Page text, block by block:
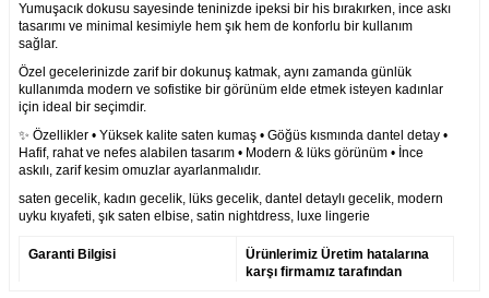
Yumuşacık dokusu sayesinde teninizde ipeksi bir his bırakırken, ince askı
tasarımı ve minimal kesimiyle hem şık hem de konforlu bir kullanım
sağlar.
Özel gecelerinizde zarif bir dokunuş katmak, aynı zamanda günlük
kullanımda modern ve sofistike bir görünüm elde etmek isteyen kadınlar
için ideal bir seçimdir.
✨ Özellikler • Yüksek kalite saten kumaş • Göğüs kısmında dantel detay •
Hafif, rahat ve nefes alabilen tasarım • Modern & lüks görünüm • İnce
askılı, zarif kesim omuzlar ayarlanmalıdır.
saten gecelik, kadın gecelik, lüks gecelik, dantel detaylı gecelik, modern
uyku kıyafeti, şık saten elbise, satin nightdress, luxe lingerie
Garanti Bilgisi
Ürünlerimiz Üretim hatalarına
karşı firmamız tarafından